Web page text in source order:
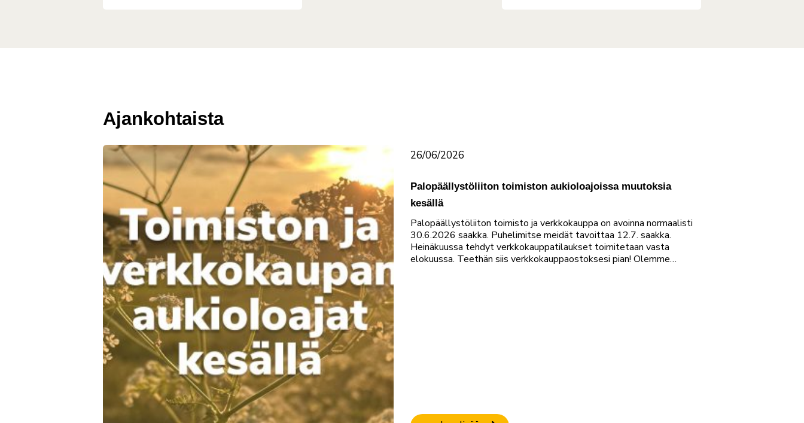
Ajankohtaista
26/06/2026
Palopäällystöliiton toimiston aukioloajoissa muutoksia
kesällä
Palopäällystöliiton toimisto ja verkkokauppa on avoinna normaalisti
30.6.2026 saakka. Puhelimitse meidät tavoittaa 12.7. saakka.
Heinäkuussa tehdyt verkkokauppatilaukset toimitetaan vasta
elokuussa. Teethän siis verkkokauppaostoksesi pian! Olemme…